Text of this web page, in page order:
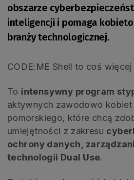
obszarze
inteligencji i pomaga
branży technologicznej.
CODE:ME Shell to coś
To intensywny program
aktywnych zawodowo
pomorskiego, które chcą
umiejętności z zakresu
ochrony danych,
technologii Dual Use.